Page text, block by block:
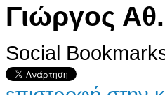
Γιώργος
Social